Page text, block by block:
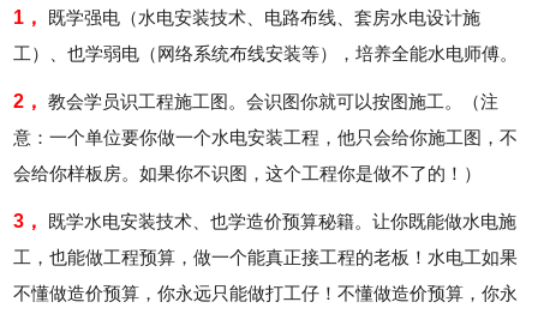
1，
既学强电（水电安装技术、电路布线、套房水电设计施
工）、也学弱电（网络系统布线安装等），培养全能水电师傅。
2， 教会学员识工程施工图。会识图你就可以按图施工。（注
意：一个单位要你做一个水电安装工程，他只会给你施工图，不
会给你样板房。如果你不识图，这个工程你是做不了的！）
3，
既学水电安装技术、也学造价预算秘籍。让你既能做水电施
工，也能做工程预算，做一个能真正接工程的老板！水电工如果
不懂做造价预算，你永远只能做打工仔！不懂做造价预算，你永